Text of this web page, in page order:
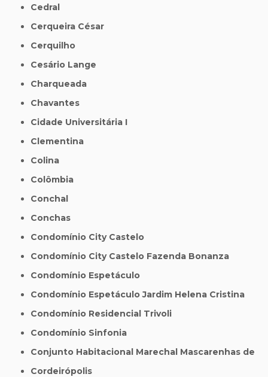
Cedral
Cerqueira César
Cerquilho
Cesário Lange
Charqueada
Chavantes
Cidade Universitária I
Clementina
Colina
Colômbia
Conchal
Conchas
Condomínio City Castelo
Condomínio City Castelo Fazenda Bonanza
Condomínio Espetáculo
Condomínio Espetáculo Jardim Helena Cristina
Condomínio Residencial Trivoli
Condomínio Sinfonia
Conjunto Habitacional Marechal Mascarenhas de
Cordeirópolis